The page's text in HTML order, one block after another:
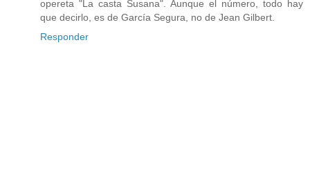
opereta "La casta Susana". Aunque el número, todo hay
que decirlo, es de García Segura, no de Jean Gilbert.
Responder